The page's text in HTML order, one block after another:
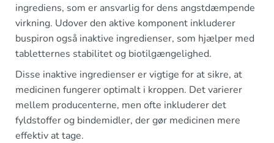
ingrediens, som er ansvarlig for dens angstdæmpende
virkning. Udover den aktive komponent inkluderer
buspiron også inaktive ingredienser, som hjælper med
tabletternes stabilitet og biotilgængelighed.
Disse inaktive ingredienser er vigtige for at sikre, at
medicinen fungerer optimalt i kroppen. Det varierer
mellem producenterne, men ofte inkluderer det
fyldstoffer og bindemidler, der gør medicinen mere
effektiv at tage.